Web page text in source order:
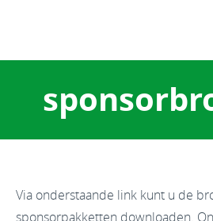
Via onderstaande link kunt u de
sponsorpakketten downloaden.